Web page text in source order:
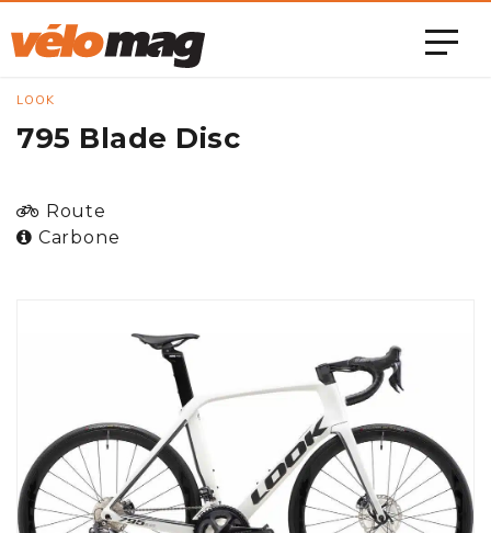
LOOK
795 Blade Disc
Route
Carbone